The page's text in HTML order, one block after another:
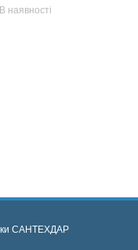
В наявності